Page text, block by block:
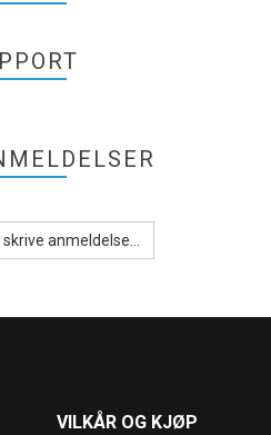
anmeldelse...
VILKÅR OG KJØP